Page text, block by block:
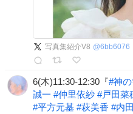
写真集紹介V8 @6bb6076
6(木)11:30-12:30『#神
誠一 #仲里依紗 #戸田菜
#平方元基 #萩美香 #内